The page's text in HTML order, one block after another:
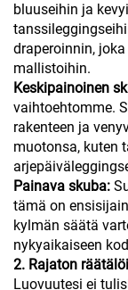
bluuseihin ja
draperoinnin,
mallistoihin.
Keskipainoinen
vaihtoehtomme.
rakenteen ja
muotonsa, kuten
Painava skuba:
tämä on
kylmän säätä
nykyaikaiseen
2. Rajaton
Luovuutesi ei